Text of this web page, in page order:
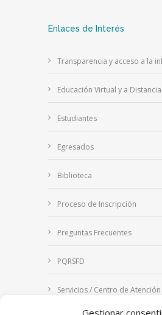
Gestionar
Enlaces de Interés
Transparencia y acceso a la
Educación Virtual y a Distancia
Estudiantes
Egresados
Biblioteca
Proceso de Inscripción
Preguntas Frecuentes
PQRSFD
Servicios / Centro de Atención